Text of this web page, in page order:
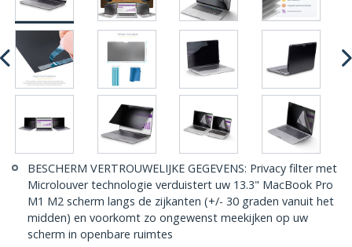
BESCHERM VERTROUWELIJKE GEGEVENS: Privacy filter met
Microlouver technologie verduistert uw 13.3" MacBook Pro
M1 M2 scherm langs de zijkanten (+/- 30 graden vanuit het
midden) en voorkomt zo ongewenst meekijken op uw
scherm in openbare ruimtes